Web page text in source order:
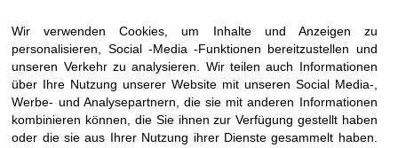
Wir verwenden Cookies, um Inhalte und Anzeigen zu
personalisieren, Social -Media -Funktionen bereitzustellen und
unseren Verkehr zu analysieren. Wir teilen auch Informationen
über Ihre Nutzung unserer Website mit unseren Social Media-,
Werbe- und Analysepartnern, die sie mit anderen Informationen
kombinieren können, die Sie ihnen zur Verfügung gestellt haben
oder die sie aus Ihrer Nutzung ihrer Dienste gesammelt haben.